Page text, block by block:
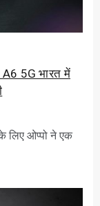
A6 5G भारत में
लिए ओप्पो ने एक